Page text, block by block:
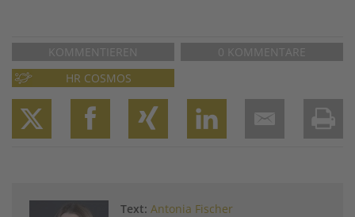
KOMMENTIEREN
0 KOMMENTARE
HR COSMOS
TwitterFacebook
XINGLinkedIn
Email
Text: Antonia Fischer